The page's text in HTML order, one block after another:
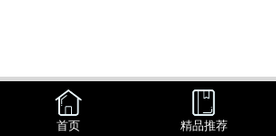
首页 精品推荐